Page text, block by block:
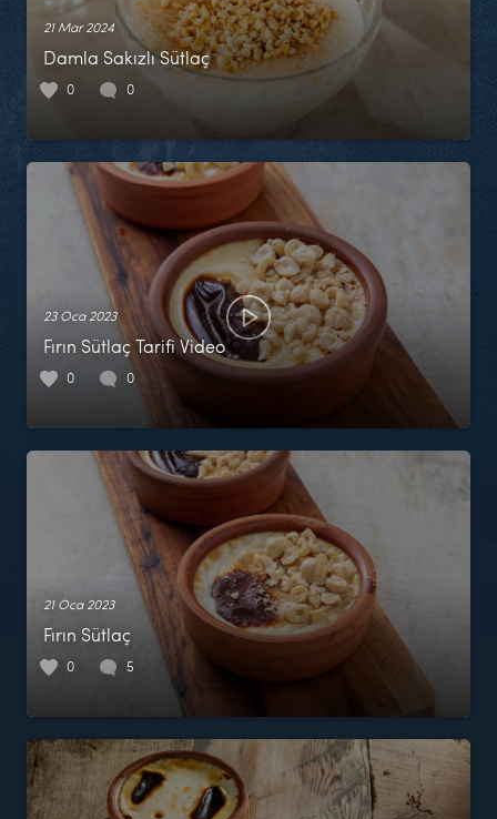
21 Mar 2024
Damla Sakızlı Sütlaç
0 0
23 Oca 2023
Fırın Sütlaç Tarifi Video
0 0
21 Oca 2023
Fırın Sütlaç
0 5